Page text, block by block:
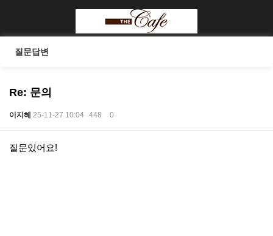
질문답변
Re: 문의
이지혜 25-11-27 10:04 448 0
본문
질문있어요!